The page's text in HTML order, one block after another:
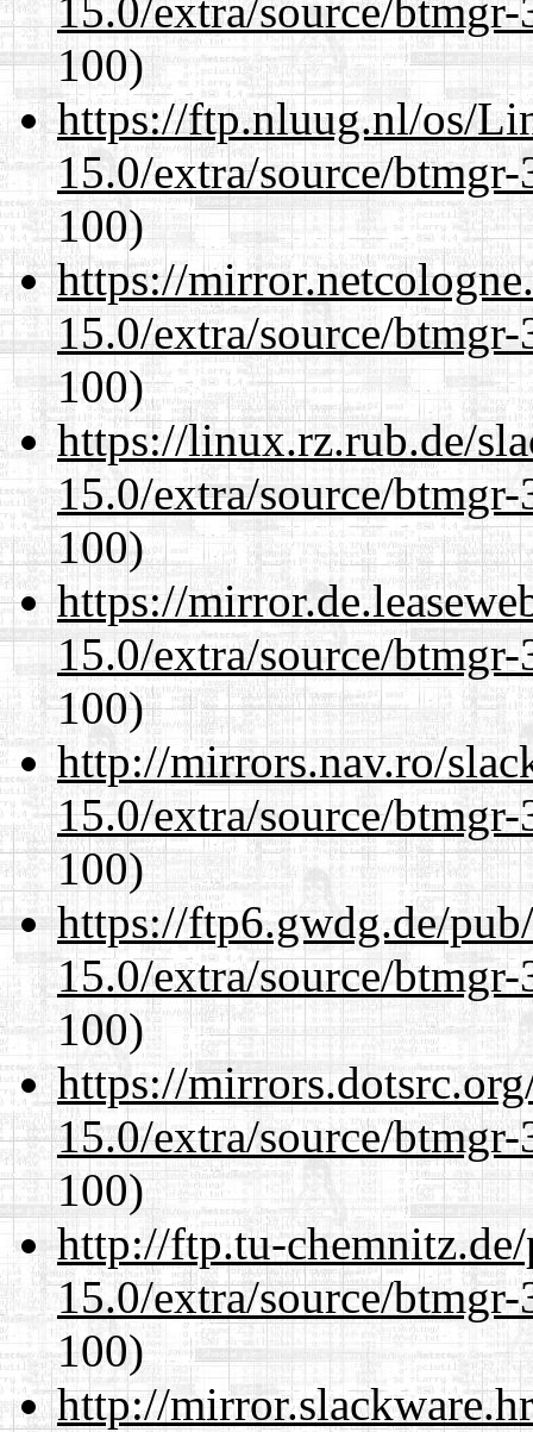
15.0/extra/source/
100)
https://ftp.nluug.nl/os/
15.0/extra/source/
100)
https://
15.0/extra/source/
100)
https://linux.rz.rub.de/
15.0/extra/source/
100)
https://
15.0/extra/source/
100)
http://mirrors.nav.ro/
15.0/extra/source/
100)
https://ftp6.gwdg.de/
15.0/extra/source/
100)
https://
15.0/extra/source/
100)
http://ftp.tu-
15.0/extra/source/
100)
http://